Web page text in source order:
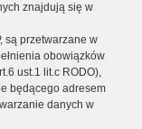
znajdują się w
są przetwarzane w
obowiązków
ust.1 lit.c RODO),
będącego adresem
danych w